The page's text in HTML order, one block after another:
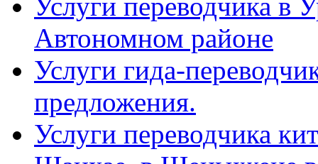
Автономном районе
Услуги гида-
предложения.
Услуги переводчика